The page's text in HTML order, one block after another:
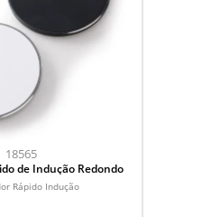
18565
de Indução Redondo
Rápido Indução